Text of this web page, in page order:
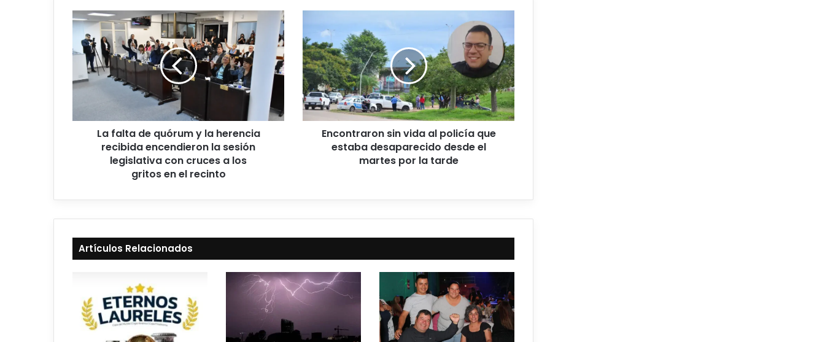
La falta de quórum y la herencia
recibida encendieron la sesión
legislativa con cruces a los
gritos en el recinto
Encontraron sin vida al policía que
estaba desaparecido desde el
martes por la tarde
Artículos Relacionados